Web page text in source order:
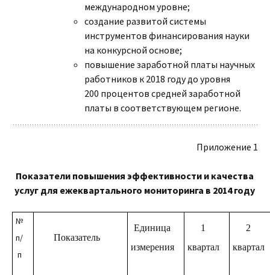
международном уровне;
создание развитой системы
инструментов финансирования науки
на конкурсной основе;
повышение заработной платы научных
работников к 2018 году до уровня
200 процентов средней заработной
платы в соответствующем регионе.
Приложение 1
Показатели повышения эффективности и качества
услуг для ежеквартального мониторинга в 2014 году
№
п/
п
Показатель
Единица
измерения
1
квартал
2
квартал